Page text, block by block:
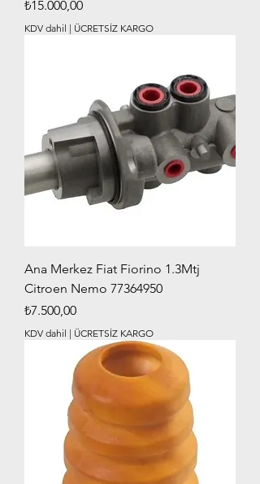
Fiyat
₺15.000,00
KDV dahil | ÜCRETSİZ KARGO
Ana Merkez Fiat Fiorino 1.3Mtj
Citroen Nemo 77364950
Fiyat
₺7.500,00
KDV dahil | ÜCRETSİZ KARGO